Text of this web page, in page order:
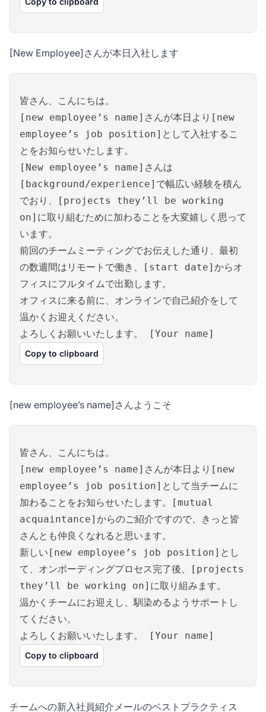
[New Employee]さんが本日入社します
皆さん、こんにちは。
[new employee’s name]さんが本日より[new
employee’s job position]として入社するこ
とをお知らせいたします。
[New employee’s name]さんは
[background/experience]で幅広い経験を積ん
でおり、[projects they’ll be working
on]に取り組むために加わることを大変嬉しく思って
います。
前回のチームミーティングでお伝えした通り、最初
の数週間はリモートで働き、[start date]からオ
フィスにフルタイムで出勤します。
オフィスに来る前に、オンラインで自己紹介をして
温かくお迎えください。
よろしくお願いいたします。 [Your name]
Copy to clipboard
[new employee’s name]さんようこそ
皆さん、こんにちは。
[new employee’s name]さんが本日より[new
employee’s job position]として当チームに
加わることをお知らせいたします。[mutual
acquaintance]からのご紹介ですので、きっと皆
さんとも仲良くなれると思います。
新しい[new employee’s job position]とし
て、オンボーディングプロセス完了後、[projects
they’ll be working on]に取り組みます。
温かくチームにお迎えし、馴染めるようサポートし
てください。
よろしくお願いいたします。 [Your name]
Copy to clipboard
チームへの新入社員紹介メールのベストプラクティス